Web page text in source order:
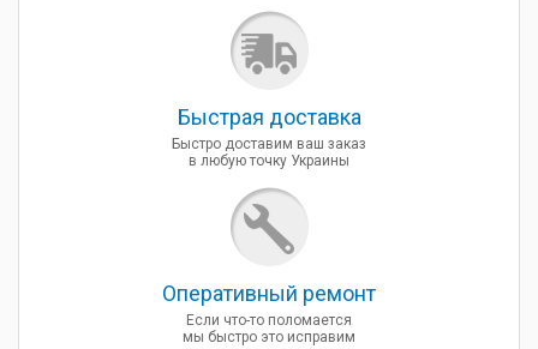
Быcтрая доставка
Быстро доставим ваш заказ
в любую точку Украины
Оперативный ремонт
Если что-то поломается
мы быстро это исправим